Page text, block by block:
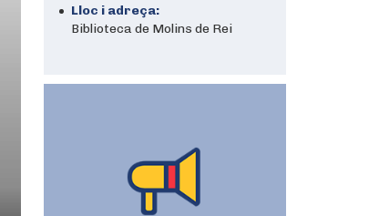
Lloc i adreça:
Biblioteca de Molins de Rei